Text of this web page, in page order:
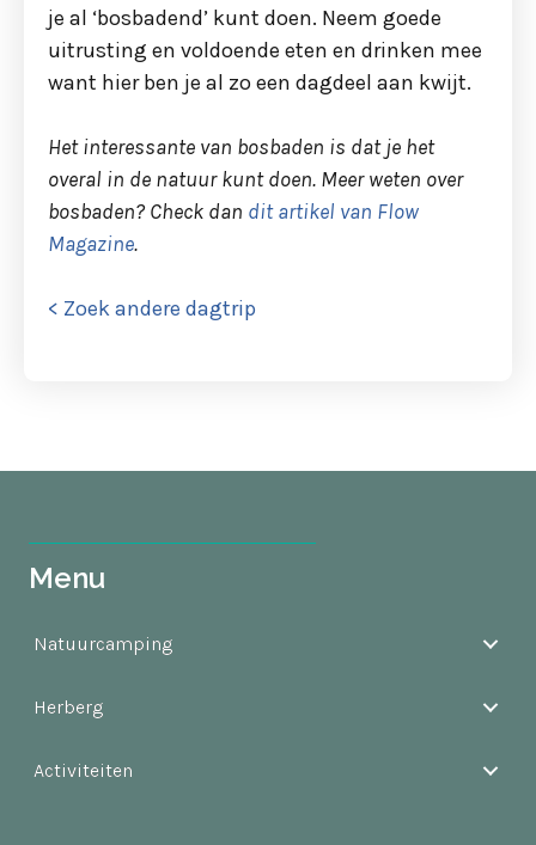
je al ‘bosbadend’ kunt doen. Neem goede
uitrusting en voldoende eten en drinken mee
want hier ben je al zo een dagdeel aan kwijt.
Het interessante van bosbaden is dat je het
overal in de natuur kunt doen. Meer weten over
bosbaden? Check dan dit artikel van Flow
Magazine.
< Zoek andere dagtrip
Menu
Natuurcamping
Herberg
Activiteiten